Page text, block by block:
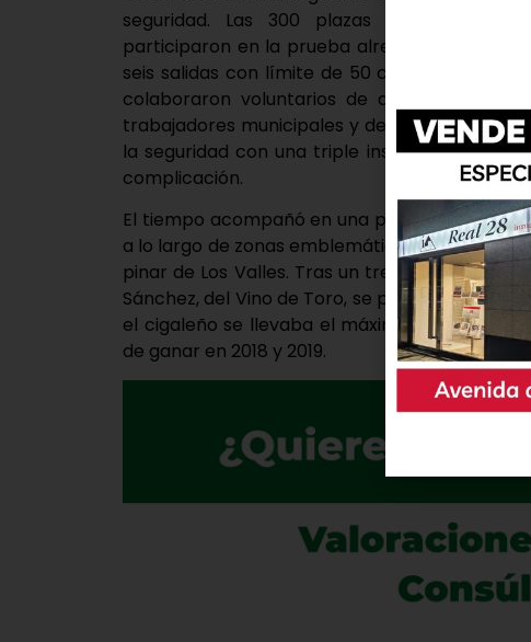
seguridad. Las 300 plazas de inscripción
participaron en la prueba alrededor de 230
seis salidas con límite de 50 corredores cada
colaboraron voluntarios de distintos clubes
trabajadores municipales y de los miembros
la seguridad con una triple inspección y
complicación.
El tiempo acompañó en una prueba que
a lo largo de zonas emblemáticas de la
pinar de Los Valles. Tras un trepidante
Sánchez, del Vino de Toro, se proclamaba
el cigaleño se llevaba el máximo trofeo
de ganar en 2018 y 2019.